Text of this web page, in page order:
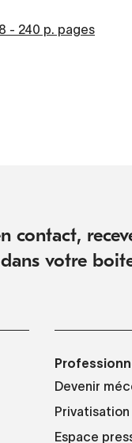
- 240 p. pages
contact,
votre
Devenir
Privatisation
Espace